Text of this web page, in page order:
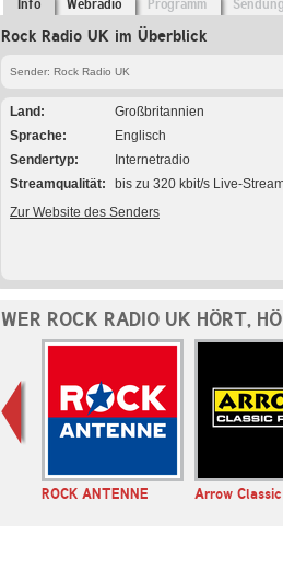
Info Webradio Programm
Rock Radio UK im Überblick
Sender: Rock Radio UK
Land
Großbritannien
Sprache
Englisch
Sendertyp
Internetradio
Streamqualität
bis zu 320 kbit/s Live-
Zur Website des Senders
WER ROCK RADIO UK HÖRT,
ROCK ANTENNE Arrow